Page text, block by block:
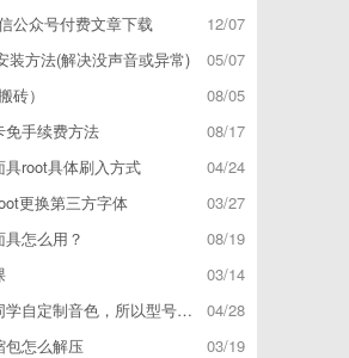
12/07
公众号付费文章下载
05/07
装方法(解决没声音或异常)
08/05
砖）
08/17
免手续费方法
04/24
具root具体刷入方式
03/27
更换第三方字体
08/19
怎么用？
03/14
04/28
制音色，所以型号通用，不用root
03/19
包怎么解压